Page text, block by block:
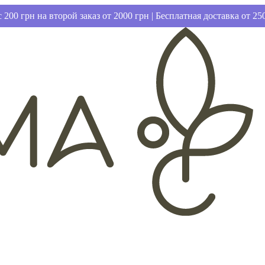
200 грн на второй заказ от 2000 грн | Бесплатная доставка от